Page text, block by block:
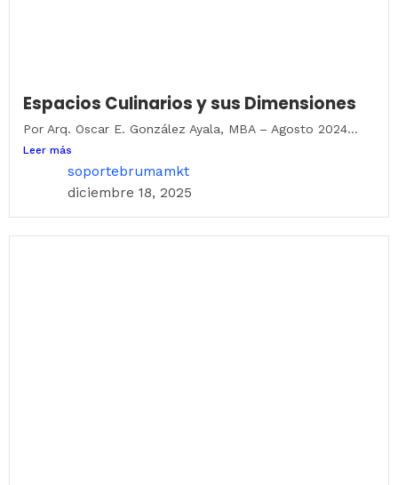
Espacios Culinarios y sus Dimensiones
Por Arq. Oscar E. González Ayala, MBA – Agosto 2024...
Leer más
soportebrumamkt
diciembre 18, 2025